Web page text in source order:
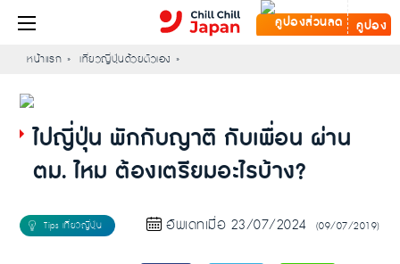
คูปอง
หน้าแรก เที่ยวญี่ปุ่นด้วยตัวเอง
ไปญี่ปุ่น พักกับญาติ กับเพื่อน ผ่าน
ตม. ไหม ต้องเตรียมอะไรบ้าง?
อัพเดทเมื่อ 23/07/2024 (09/07/2019)